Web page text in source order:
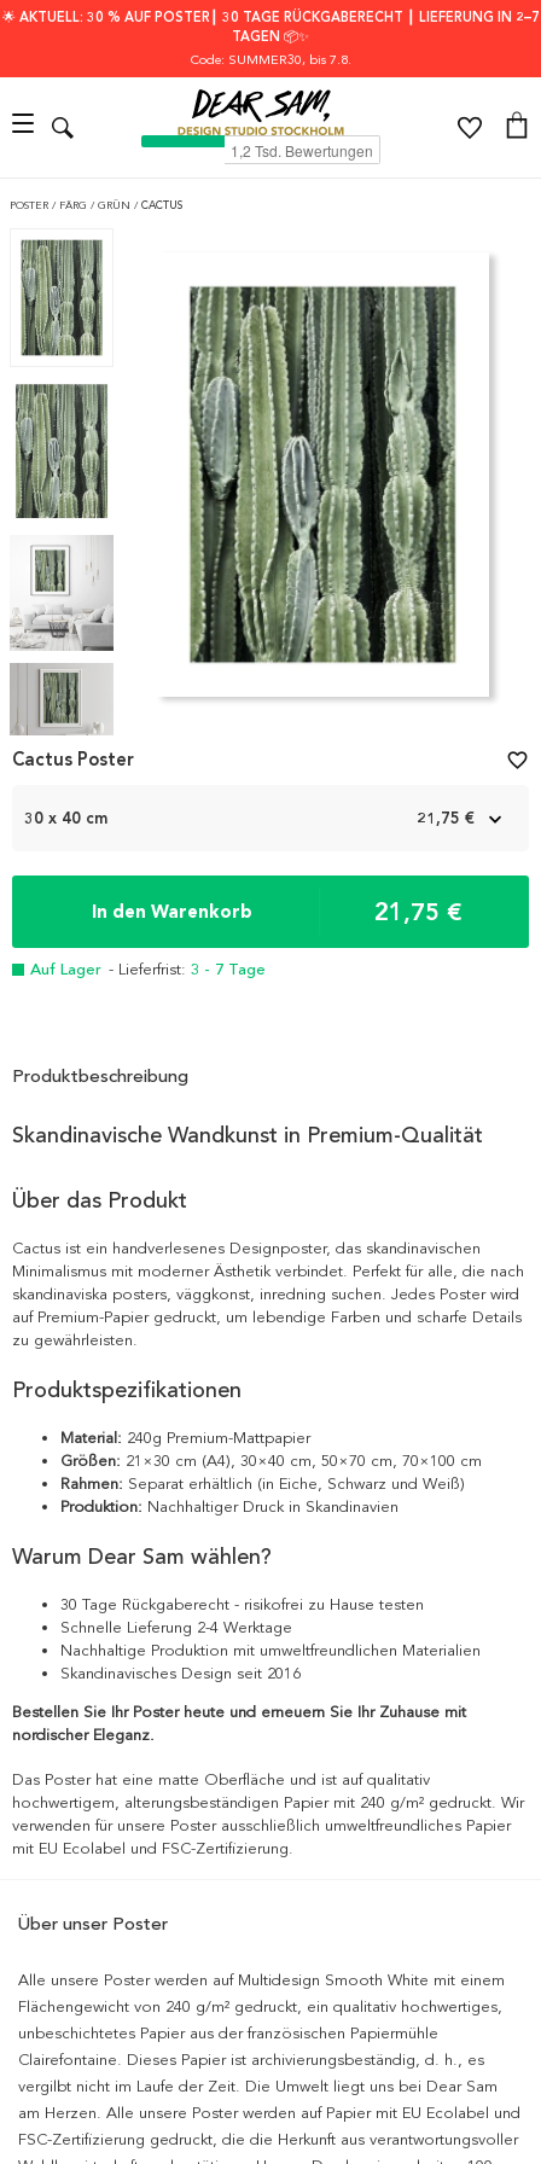
🌟 AKTUELL: 30 % AUF POSTER┃ 30 TAGE RÜCKGABERECHT ┃ LIEFERUNG IN 2–7
TAGEN 📦✨
Code: SUMMER30, bis 7.8.
POSTER / FÄRG / GRÜN / CACTUS
Item
1
30 x 40 cm 21,75 €
In den Warenkorb 21,75 €
Auf Lager - Lieferfrist: 3 - 7 Tage
Cactus Poster favorite_border
Produktbeschreibung
Skandinavische Wandkunst in Premium-Qualität
Über das Produkt
Cactus ist ein handverlesenes Designposter, das skandinavischen
Minimalismus mit moderner Ästhetik verbindet. Perfekt für alle, die nach
skandinaviska posters, väggkonst, inredning suchen. Jedes Poster wird
auf Premium-Papier gedruckt, um lebendige Farben und scharfe Details
zu gewährleisten.
Produktspezifikationen
Material: 240g Premium-Mattpapier
Größen: 21×30 cm (A4), 30×40 cm, 50×70 cm, 70×100 cm
Rahmen: Separat erhältlich (in Eiche, Schwarz und Weiß)
Produktion: Nachhaltiger Druck in Skandinavien
Warum Dear Sam wählen?
30 Tage Rückgaberecht - risikofrei zu Hause testen
Schnelle Lieferung 2-4 Werktage
Nachhaltige Produktion mit umweltfreundlichen Materialien
Skandinavisches Design seit 2016
Bestellen Sie Ihr Poster heute und erneuern Sie Ihr Zuhause mit
nordischer Eleganz.
Das Poster hat eine matte Oberfläche und ist auf qualitativ
hochwertigem, alterungsbeständigen Papier mit 240 g/m² gedruckt. Wir
verwenden für unsere Poster ausschließlich umweltfreundliches Papier
mit EU Ecolabel und FSC-Zertifizierung.
Über unser Poster
Alle unsere Poster werden auf Multidesign Smooth White mit einem
Flächengewicht von 240 g/m² gedruckt, ein qualitativ hochwertiges,
unbeschichtetes Papier aus der französischen Papiermühle
Clairefontaine. Dieses Papier ist archivierungsbeständig, d. h., es
vergilbt nicht im Laufe der Zeit. Die Umwelt liegt uns bei Dear Sam
am Herzen. Alle unsere Poster werden auf Papier mit EU Ecolabel und
FSC-Zertifizierung gedruckt, die die Herkunft aus verantwortungsvoller